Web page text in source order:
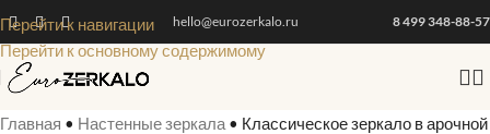
Перейти к навигации
Перейти к основному содержимому
hello@eurozerkalo.ru 8 499 348-88-57
Главная • Настенные зеркала • Классическое зеркало в арочной